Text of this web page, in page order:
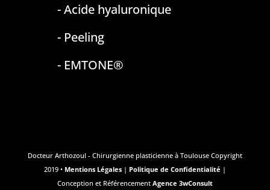
- Acide hyaluronique
- Peeling
- EMTONE®
Docteur Arthozoul - Chirurgienne plasticienne à Toulouse Copyright
2019 • Mentions Légales| Politique de Confidentialité |
Conception et Référencement Agence 3wConsult